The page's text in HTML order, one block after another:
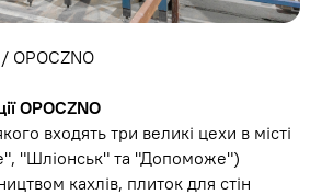
OPOCZNO
OPOCZNO
входять три великі цехи в місті
"Шліонськ" та "Допоможе")
кахлів, плиток для стін